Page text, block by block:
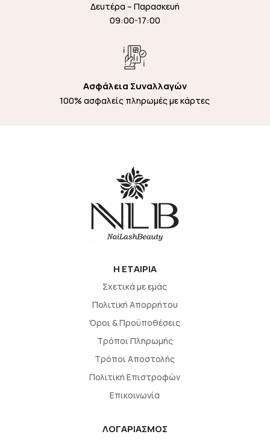
Δευτέρα – Παρασκευή
09:00-17:00
Ασφάλεια Συναλλαγών
100% ασφαλείς πληρωμές με κάρτες
H EΤΑΙΡΙΑ
Σχετικά με εμάς
Πολιτική Απορρήτου
Όροι & Προϋποθέσεις
Τρόποι Πληρωμής
Τρόποι Αποστολής
Πολιτική Επιστροφών
Επικοινωνία
ΛΟΓΑΡΙΑΣΜΟΣ